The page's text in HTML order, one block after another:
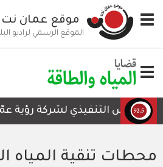
إلى
المحتوى
Toggle
navigation
موقع عمان نت
الموقع الرسمي لراديو
Toggle
navigation
الرئيس التنفيذي لشركة رؤية
محطات تنقية المياه